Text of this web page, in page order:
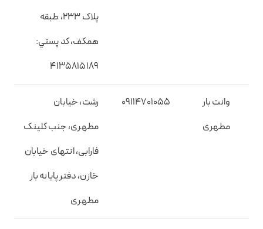
پلاک 233، طبقه
همکف، کد پستي:
4135815189
وانت بار
مطهری
09114701055
رشت، خیابان
مطهری، جنب کلینک
فارابی، انتهای خیابان
خازن، دفتر پایانه بار
مطهری